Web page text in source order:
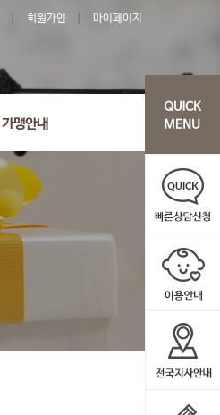
회원가입 마이페이지
가맹안내